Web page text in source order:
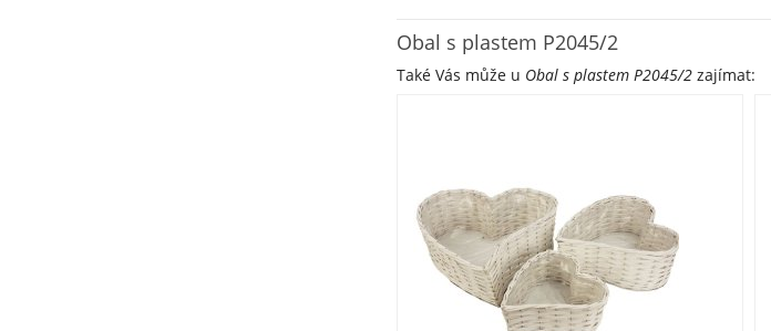
Obal s plastem P2045/2
Také Vás může u Obal s plastem P2045/2zajímat: